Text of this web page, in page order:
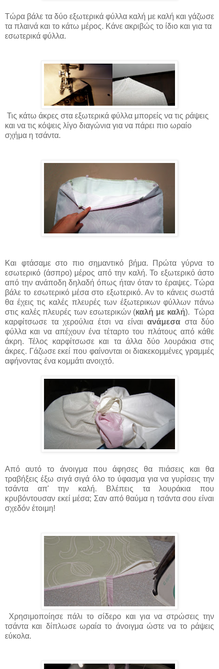
Τώρα βάλε τα δύο εξωτερικά φύλλα καλή με καλή και γάζωσε
τα πλαινά και το κάτω μέρος. Κάνε ακριβώς το ίδιο και για τα
εσωτερικά φύλλα.
Τις κάτω άκρες στα εξωτερικά φύλλα μπορείς να τις ράψεις
και να τις κόψεις λίγο διαγώνια για να πάρει πιο ωραίο
σχήμα η τσάντα.
Και φτάσαμε στο πιο σημαντικό βήμα. Πρώτα γύρνα το
εσωτερικό (άσπρο) μέρος από την καλή. Το εξωτερικό άστο
από την ανάποδη δηλαδή όπως ήταν όταν το έραψες. Τώρα
βάλε το εσωτερικό μέσα στο εξωτερικό. Αν το κάνεις σωστά
θα έχεις τις καλές πλευρές των έξωτερικων φύλλων πάνω
στις καλές πλευρές των εσωτερικών (καλή με καλή). Τώρα
καρφίτσωσε τα χερούλια έτσι να είναι ανάμεσα στα δύο
φύλλα και να απέχουν ένα τέταρτο του πλάτους από κάθε
άκρη. Τέλος καρφίτσωσε και τα άλλα δύο λουράκια στις
άκρες. Γάζωσε εκεί που φαίνονται οι διακεκομμένες γραμμές
αφήνοντας ένα κομμάτι ανοιχτό.
Από αυτό το άνοιγμα που άφησες θα πιάσεις και θα
τραβήξεις έξω σιγά σιγά όλο το ύφασμα για να γυρίσεις την
τσάντα απ' την καλή. Βλέπεις τα λουράκια που
κρυβόντουσαν εκεί μέσα; Σαν από θαύμα η τσάντα σου είναι
σχεδόν έτοιμη!
Χρησιμοποίησε πάλι το σίδερο και για να στρώσεις την
τσάντα και δίπλωσε ωραία το άνοιγμα ώστε να το ράψεις
εύκολα.